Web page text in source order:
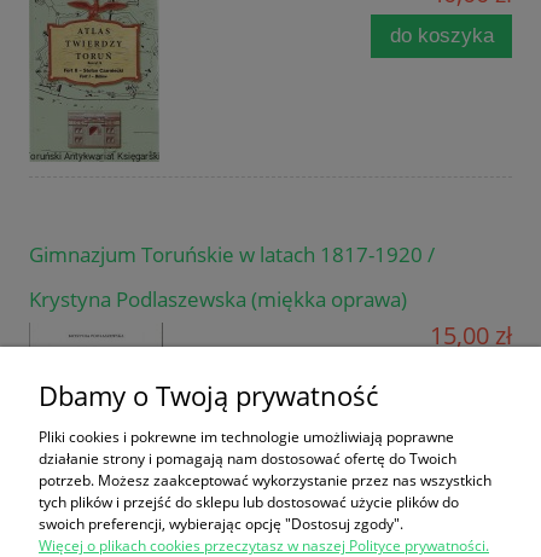
do koszyka
Gimnazjum Toruńskie w latach 1817-1920 /
Krystyna Podlaszewska (miękka oprawa)
15,00 zł
Dbamy o Twoją prywatność
Pliki cookies i pokrewne im technologie umożliwiają poprawne
działanie strony i pomagają nam dostosować ofertę do Twoich
potrzeb. Możesz zaakceptować wykorzystanie przez nas wszystkich
tych plików i przejść do sklepu lub dostosować użycie plików do
swoich preferencji, wybierając opcję "Dostosuj zgody".
Więcej o plikach cookies przeczytasz w naszej Polityce prywatności.